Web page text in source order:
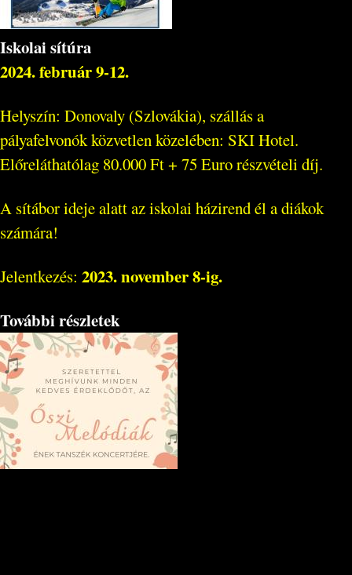
Iskolai sítúra
2024. február 9-12.
Helyszín: Donovaly (Szlovákia), szállás a
pályafelvonók közvetlen közelében: SKI Hotel.
Előreláthatólag 80.000 Ft + 75 Euro részvételi díj.
A sítábor ideje alatt az iskolai házirend él a diákok
számára!
Jelentkezés: 2023. november 8-ig.
További részletek